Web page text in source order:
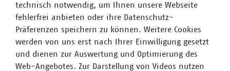
Wir freuen uns über Ihre Teilnahme.
Ansprechpartner
technisch notwendig, um Ihnen unsere Webseite
fehlerfrei anbieten oder ihre Datenschutz-
Präferenzen speichern zu können. Weitere Cookies
werden von uns erst nach Ihrer Einwilligung gesetzt
und dienen zur Auswertung und Optimierung des
Web-Angebotes. Zur Darstellung von Videos nutzen